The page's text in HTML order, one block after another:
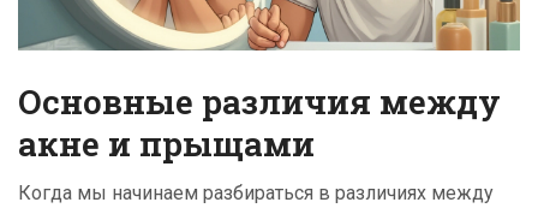
Основные различия между
акне и прыщами
Когда мы начинаем разбираться в различиях между